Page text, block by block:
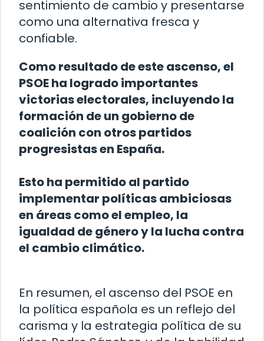
sentimiento de cambio y presentarse
como una alternativa fresca y
confiable.
Como resultado de este ascenso, el
PSOE ha logrado importantes
victorias electorales, incluyendo la
formación de un gobierno de
coalición con otros partidos
progresistas en España.
Esto ha permitido al partido
implementar políticas ambiciosas
en áreas como el empleo, la
igualdad de género y la lucha contra
el cambio climático.
En resumen, el ascenso del PSOE en
la política española es un reflejo del
carisma y la estrategia política de su